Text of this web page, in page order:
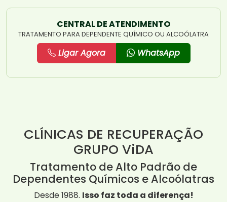
CENTRAL DE ATENDIMENTO
TRATAMENTO PARA DEPENDENTE QUÍMICO OU ALCOÓLATRA
Ligar Agora WhatsApp
CLÍNICAS DE RECUPERAÇÃO
GRUPO ViDA
Tratamento de Alto Padrão de
Dependentes Químicos e Alcoólatras
Desde 1988. Isso faz toda a diferença!